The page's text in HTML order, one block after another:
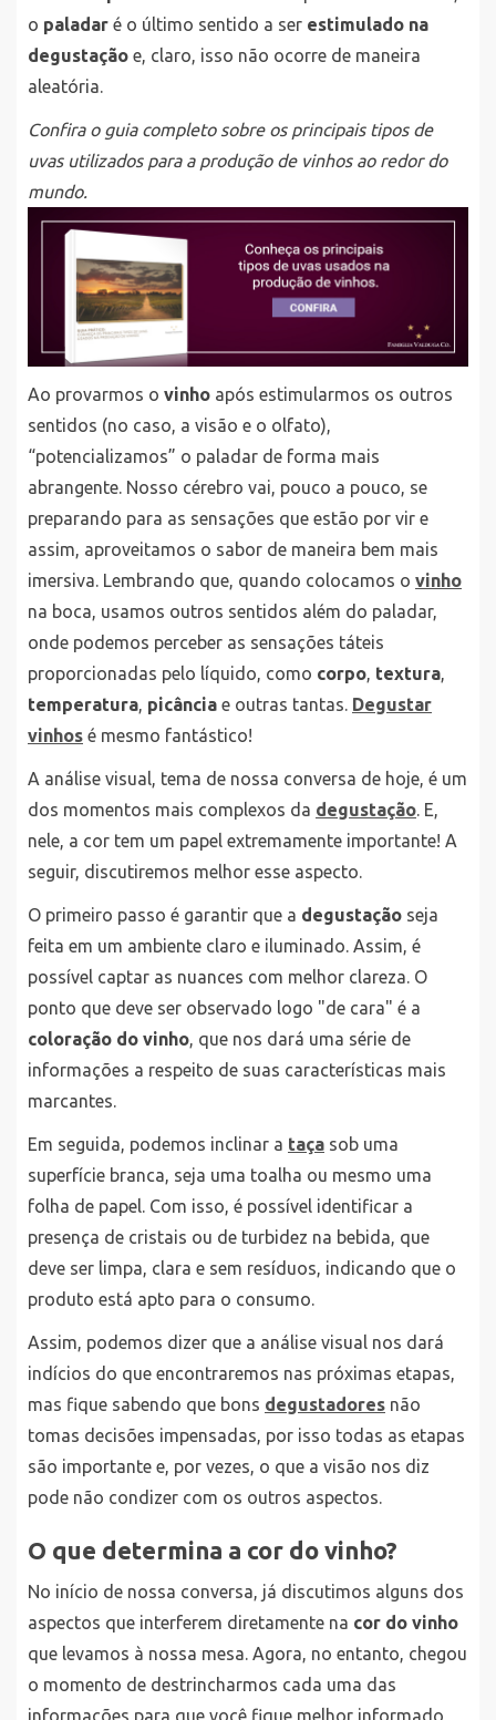
o paladar é o último sentido a ser estimulado na
degustação e, claro, isso não ocorre de maneira
aleatória.
Confira o guia completo sobre os principais tipos de
uvas utilizados para a produção de vinhos ao redor do
mundo.
Ao provarmos o vinho após estimularmos os outros
sentidos (no caso, a visão e o olfato),
“potencializamos” o paladar de forma mais
abrangente. Nosso cérebro vai, pouco a pouco, se
preparando para as sensações que estão por vir e
assim, aproveitamos o sabor de maneira bem mais
imersiva. Lembrando que, quando colocamos o vinho
na boca, usamos outros sentidos além do paladar,
onde podemos perceber as sensações táteis
proporcionadas pelo líquido, como corpo, textura,
temperatura, picância e outras tantas. Degustar
vinhos é mesmo fantástico!
A análise visual, tema de nossa conversa de hoje, é um
dos momentos mais complexos da degustação. E,
nele, a cor tem um papel extremamente importante! A
seguir, discutiremos melhor esse aspecto.
O primeiro passo é garantir que a degustação seja
feita em um ambiente claro e iluminado. Assim, é
possível captar as nuances com melhor clareza. O
ponto que deve ser observado logo "de cara" é a
coloração do vinho, que nos dará uma série de
informações a respeito de suas características mais
marcantes.
Em seguida, podemos inclinar a taça sob uma
superfície branca, seja uma toalha ou mesmo uma
folha de papel. Com isso, é possível identificar a
presença de cristais ou de turbidez na bebida, que
deve ser limpa, clara e sem resíduos, indicando que o
produto está apto para o consumo.
Assim, podemos dizer que a análise visual nos dará
indícios do que encontraremos nas próximas etapas,
mas fique sabendo que bons degustadores não
tomas decisões impensadas, por isso todas as etapas
são importante e, por vezes, o que a visão nos diz
pode não condizer com os outros aspectos.
O que determina a cor do vinho?
No início de nossa conversa, já discutimos alguns dos
aspectos que interferem diretamente na cor do vinho
que levamos à nossa mesa. Agora, no entanto, chegou
o momento de destrincharmos cada uma das
informações para que você fique melhor informado